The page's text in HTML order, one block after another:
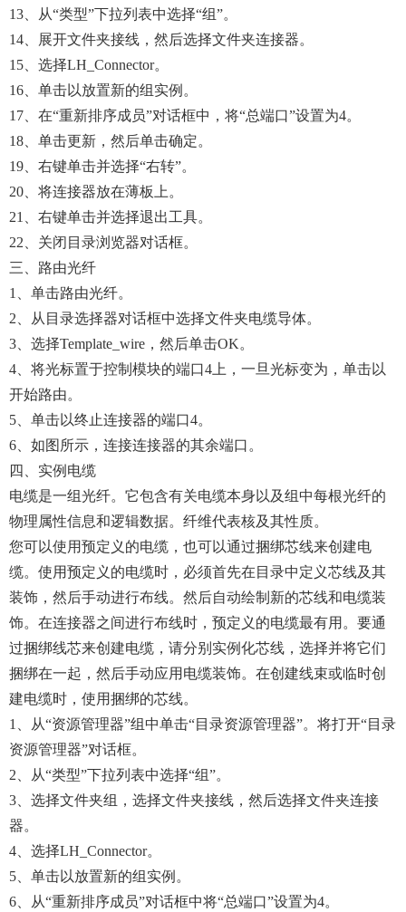
13、从“类型”下拉列表中选择“组”。
14、展开文件夹接线，然后选择文件夹连接器。
15、选择LH_Connector。
16、单击以放置新的组实例。
17、在“重新排序成员”对话框中，将“总端口”设置为4。
18、单击更新，然后单击确定。
19、右键单击并选择“右转”。
20、将连接器放在薄板上。
21、右键单击并选择退出工具。
22、关闭目录浏览器对话框。
三、路由光纤
1、单击路由光纤。
2、从目录选择器对话框中选择文件夹电缆导体。
3、选择Template_wire，然后单击OK。
4、将光标置于控制模块的端口4上，一旦光标变为，单击以
开始路由。
5、单击以终止连接器的端口4。
6、如图所示，连接连接器的其余端口。
四、实例电缆
电缆是一组光纤。它包含有关电缆本身以及组中每根光纤的
物理属性信息和逻辑数据。纤维代表核及其性质。
您可以使用预定义的电缆，也可以通过捆绑芯线来创建电
缆。使用预定义的电缆时，必须首先在目录中定义芯线及其
装饰，然后手动进行布线。然后自动绘制新的芯线和电缆装
饰。在连接器之间进行布线时，预定义的电缆最有用。要通
过捆绑线芯来创建电缆，请分别实例化芯线，选择并将它们
捆绑在一起，然后手动应用电缆装饰。在创建线束或临时创
建电缆时，使用捆绑的芯线。
1、从“资源管理器”组中单击“目录资源管理器”。将打开“目录
资源管理器”对话框。
2、从“类型”下拉列表中选择“组”。
3、选择文件夹组，选择文件夹接线，然后选择文件夹连接
器。
4、选择LH_Connector。
5、单击以放置新的组实例。
6、从“重新排序成员”对话框中将“总端口”设置为4。